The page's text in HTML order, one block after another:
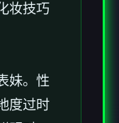
妆技巧
妹。性
度过时